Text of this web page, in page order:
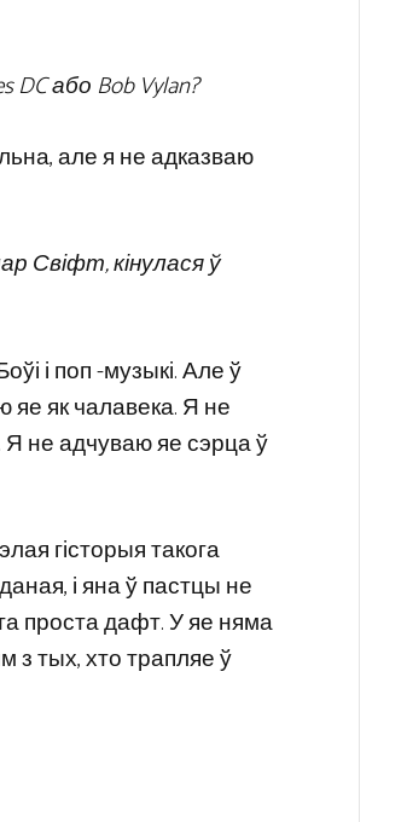
або Bob Vylan?
але я не адказваю
Свіфт, кінулася ў
і поп -музыкі. Але ў
яе як чалавека. Я не
не адчуваю яе сэрца ў
гісторыя такога
і яна ў пастцы не
проста дафт. У яе няма
з тых, хто трапляе ў